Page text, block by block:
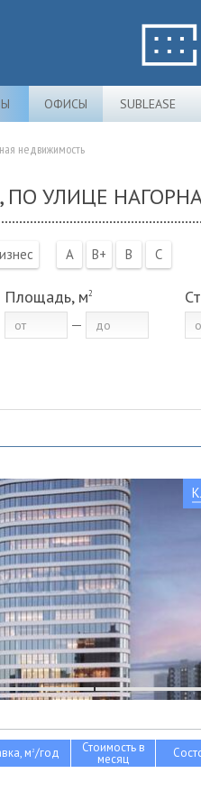
ОФИСЫ SUBLEASE
недвижимость
УЛИЦЕ
A B+ B C
Площадь, м2
м2/год Стоимость в
месяц